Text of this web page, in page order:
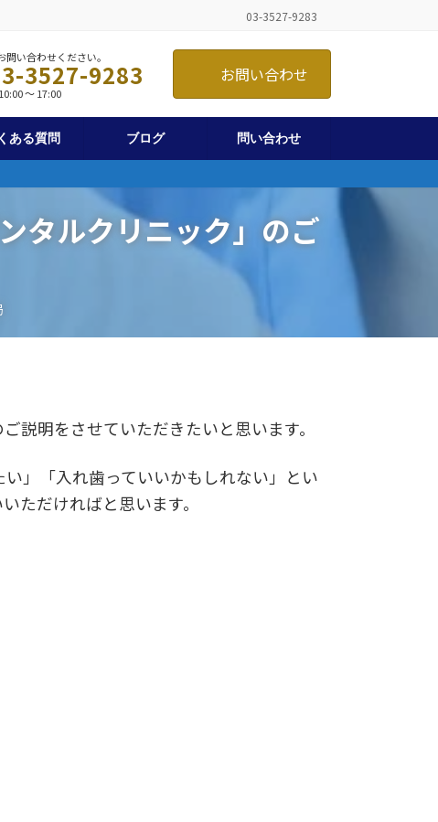
03-3527-9283
問い合わせください。
3527-9283
～ 17:00
お問い合わせ
ある質問 ブログ 問い合わせ
タルクリニック」のご
説明をさせていただきたいと思います。
」「入れ歯っていいかもしれない」とい
ただければと思います。